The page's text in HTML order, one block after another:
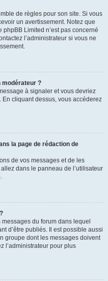
de règles pour son site. Si vous
un avertissement. Notez que
phpBB Limited n’est pas concerné
l’administrateur si vous ne
modérateur ?
à signaler et vous devriez
cliquant dessus, vous accéderez
la page de rédaction de
de vos messages et de les
dans le panneau de l’utilisateur
du forum dans lequel
d’être publiés. Il est possible aussi
groupe dont les messages doivent
l’administrateur pour plus